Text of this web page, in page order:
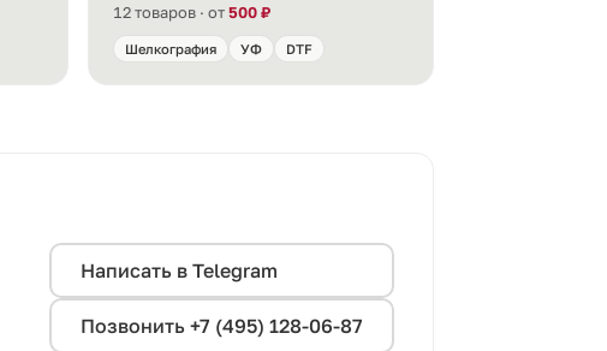
12 товаров · от500 ₽
Шелкография УФ DTF
Написать в Telegram
Позвонить +7 (495) 128-06-87